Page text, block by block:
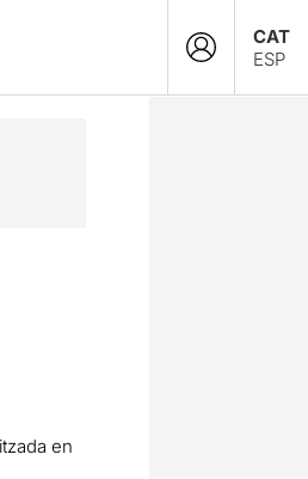
CAT
ESP
en